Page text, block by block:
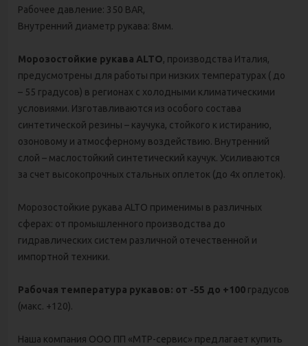
Рабочее давление: 350 BAR,
Внутренний диаметр рукава: 8мм.
Морозостойкие рукава ALTO, производства Италия,
предусмотрены для работы при низких температурах ( до
– 55 градусов) в регионах с холодными климатическими
условиями. Изготавливаются из особого состава
синтетической резины – каучука, стойкого к истиранию,
озоновому и атмосферному воздействию. Внутренний
слой – маслостойкий синтетический каучук. Усиливаются
за счет высокопрочных стальных оплеток (до 4х оплеток).
Морозостойкие рукава ALTO применимы в различных
сферах: от промышленного производства до
гидравлических систем различной отечественной и
импортной техники.
Рабочая температура рукавов: от -55 до +100 градусов
(макс. +120).
Наша компания ООО ПП «МТР-сервис» предлагает купить